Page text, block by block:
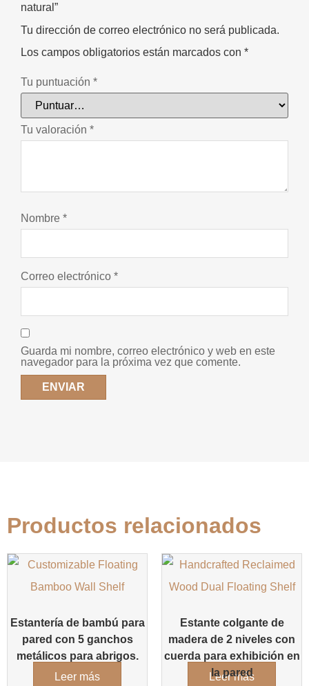
natural”
Tu dirección de correo electrónico no será publicada.
Los campos obligatorios están marcados con *
Tu puntuación *
Tu valoración *
Nombre *
Correo electrónico *
Guarda mi nombre, correo electrónico y web en este
navegador para la próxima vez que comente.
Productos relacionados
Estantería de bambú para
pared con 5 ganchos
metálicos para abrigos.
Leer más
Estante colgante de
madera de 2 niveles con
cuerda para exhibición en
la pared
Leer más